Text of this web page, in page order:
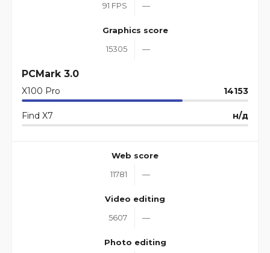
91 FPS
—
Graphics score
15305
—
PCMark 3.0
X100 Pro 14153
Find X7 н/д
Web score
11781
—
Video editing
5607
—
Photo editing